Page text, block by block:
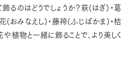
るのはどうでしょうか？萩(はぎ)・葛
(おみなえし)・藤袴(ふじばかま)・桔
植物と一緒に飾ることで、より美しく